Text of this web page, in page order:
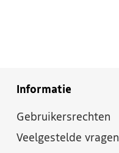
Informatie
Gebruikersrechten
Veelgestelde vragen